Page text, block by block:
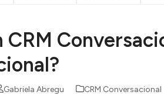
CRM
Gabriela Abregu CRM Conversacional